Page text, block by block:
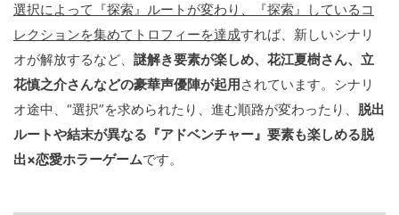
選択によって『探索』ルートが変わり、『探索』しているコ
レクションを集めてトロフィーを達成すれば、新しいシナリ
オが解放するなど、 謎解き要素が楽しめ、花江夏樹さん、立
花慎之介さんなどの豪華声優陣が起用されています。シナリ
オ途中、“選択”を求められたり、進む順路が変わったり、 脱出
ルートや結末が異なる『アドベンチャー』要素も楽しめる脱
出×恋愛ホラーゲームです。